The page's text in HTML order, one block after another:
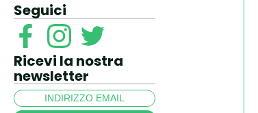
Seguici
Ricevi la nostra
newsletter